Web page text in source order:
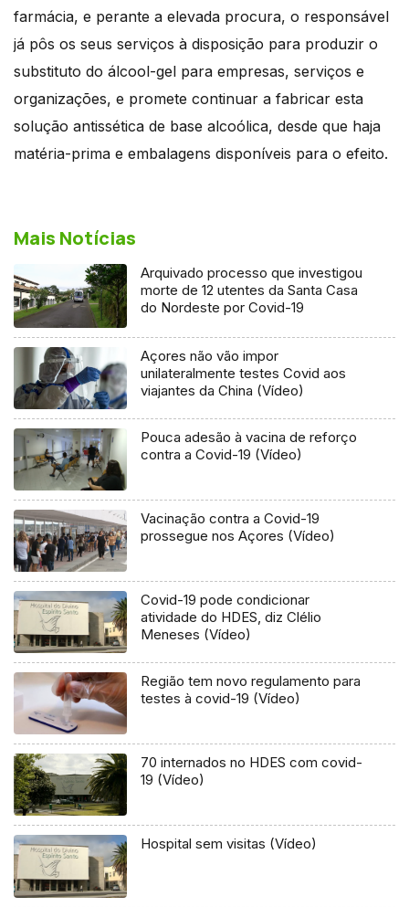
farmácia, e perante a elevada procura, o responsável
já pôs os seus serviços à disposição para produzir o
substituto do álcool-gel para empresas, serviços e
organizações, e promete continuar a fabricar esta
solução antissética de base alcoólica, desde que haja
matéria-prima e embalagens disponíveis para o efeito.
Mais Notícias
Arquivado processo que investigou
morte de 12 utentes da Santa Casa
do Nordeste por Covid-19
Açores não vão impor
unilateralmente testes Covid aos
viajantes da China (Vídeo)
Pouca adesão à vacina de reforço
contra a Covid-19 (Vídeo)
Vacinação contra a Covid-19
prossegue nos Açores (Vídeo)
Covid-19 pode condicionar
atividade do HDES, diz Clélio
Meneses (Vídeo)
Região tem novo regulamento para
testes à covid-19 (Vídeo)
70 internados no HDES com covid-
19 (Vídeo)
Hospital sem visitas (Vídeo)